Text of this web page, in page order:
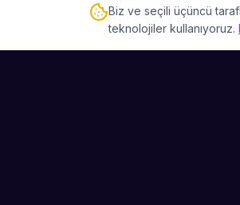
Biz ve seçili üçüncü
teknolojiler kullanıyoruz.